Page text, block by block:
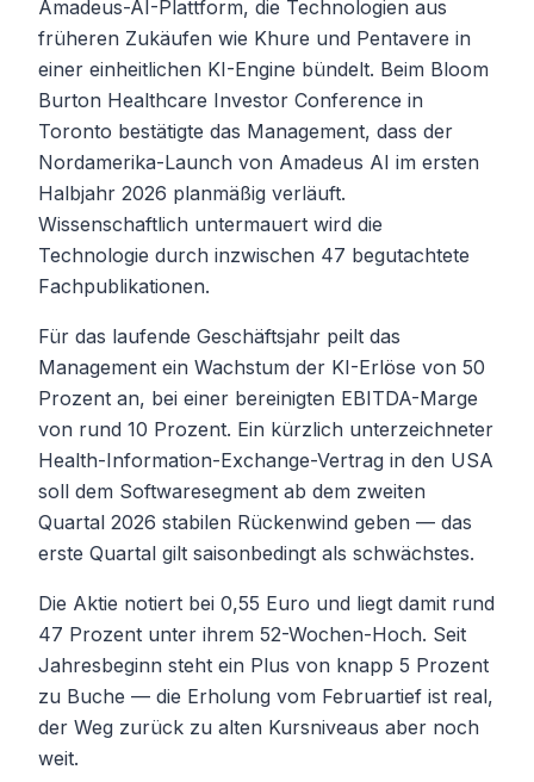
Amadeus-AI-Plattform, die Technologien aus
früheren Zukäufen wie Khure und Pentavere in
einer einheitlichen KI-Engine bündelt. Beim Bloom
Burton Healthcare Investor Conference in
Toronto bestätigte das Management, dass der
Nordamerika-Launch von Amadeus AI im ersten
Halbjahr 2026 planmäßig verläuft.
Wissenschaftlich untermauert wird die
Technologie durch inzwischen 47 begutachtete
Fachpublikationen.
Für das laufende Geschäftsjahr peilt das
Management ein Wachstum der KI-Erlöse von 50
Prozent an, bei einer bereinigten EBITDA-Marge
von rund 10 Prozent. Ein kürzlich unterzeichneter
Health-Information-Exchange-Vertrag in den USA
soll dem Softwaresegment ab dem zweiten
Quartal 2026 stabilen Rückenwind geben — das
erste Quartal gilt saisonbedingt als schwächstes.
Die Aktie notiert bei 0,55 Euro und liegt damit rund
47 Prozent unter ihrem 52-Wochen-Hoch. Seit
Jahresbeginn steht ein Plus von knapp 5 Prozent
zu Buche — die Erholung vom Februartief ist real,
der Weg zurück zu alten Kursniveaus aber noch
weit.